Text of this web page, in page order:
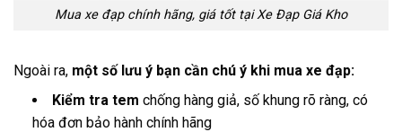
Mua xe đạp chính hãng, giá tốt tại Xe Đạp Giá Kho
Ngoài ra, một số lưu ý bạn cần chú ý khi mua xe đạp:
Kiểm tra tem chống hàng giả, số khung rõ ràng, có
hóa đơn bảo hành chính hãng